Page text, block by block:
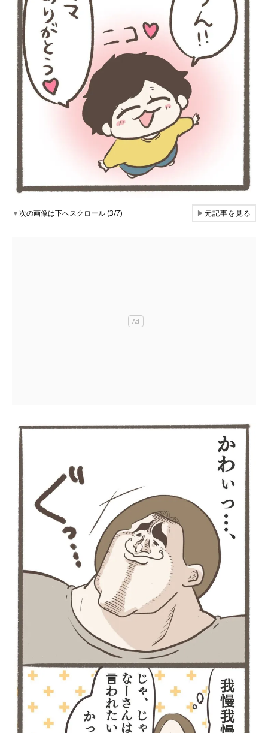
▼次の画像は下へスクロール (3/7) ▶元記事を見る